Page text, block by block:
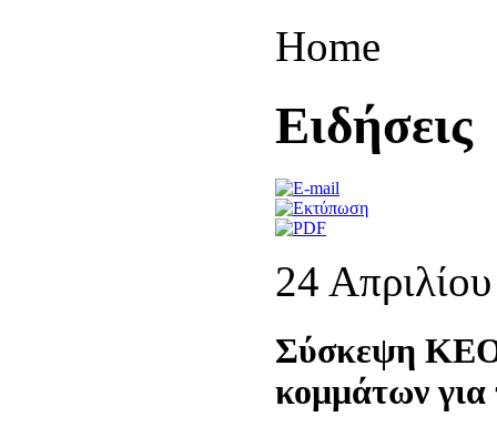
Home
Eιδήσεις
24
Σύσκεψη
κομμάτων για